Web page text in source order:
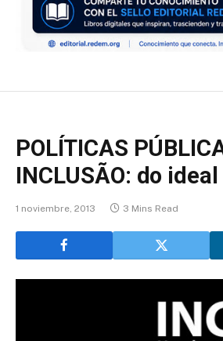
POLÍTICAS
INCLUSÃO: do
1 noviembre, 2013 3 Mins Read